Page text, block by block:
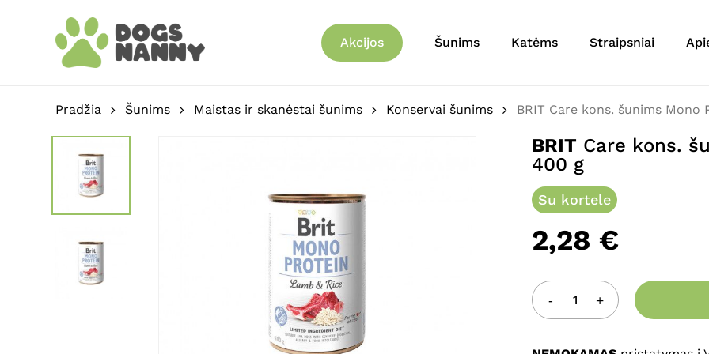
Akcijos Šunims Katėms Straipsniai
Pradžia Šunims Maistas ir skanėstai šunims Konservai šunims BRIT Care kons. šunims Mono
BRIT Care kons.
400 g
Su kortele
2,28 €
Būkite pirmas aprašęs
Jūsų atsiliepimas